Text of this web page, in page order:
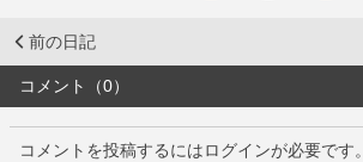
前の日記
コメント（0）
コメントを投稿するにはログインが必要です。